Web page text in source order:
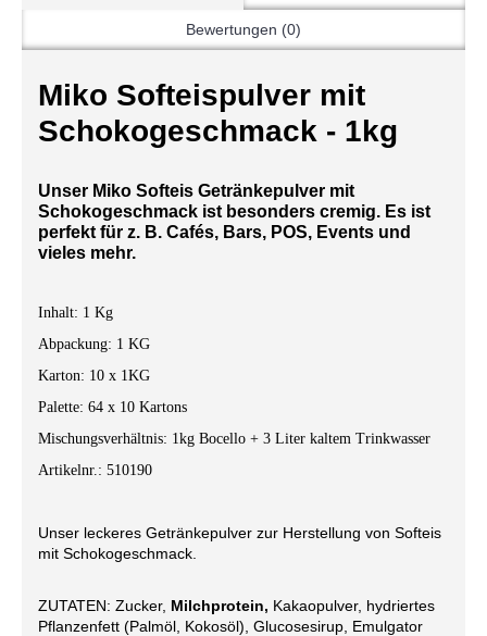
Bewertungen (0)
Miko Softeispulver mit
Schokogeschmack - 1kg
Unser Miko Softeis Getränkepulver mit
Schokogeschmack ist besonders cremig. Es ist
perfekt für z. B. Cafés, Bars, POS, Events und
vieles mehr.
Inhalt: 1 Kg
Abpackung: 1 KG
Karton: 10 x 1KG
Palette: 64 x 10 Kartons
Mischungsverhältnis: 1kg Bocello + 3 Liter kaltem Trinkwasser
Artikelnr.: 510190
Unser leckeres Getränkepulver zur Herstellung von Softeis
mit Schokogeschmack.
ZUTATEN: Zucker, Milchprotein, Kakaopulver, hydriertes
Pflanzenfett (Palmöl, Kokosöl), Glucosesirup, Emulgator